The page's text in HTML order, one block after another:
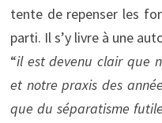
tente de repenser les
parti. Il s’y livre à une
“il est devenu clair que
et notre praxis des
que du séparatisme